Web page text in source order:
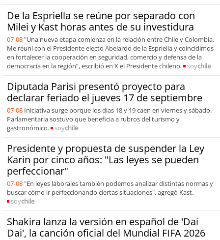
De la Espriella se reúne por separado con
Milei y Kast horas antes de su investidura
07-08 "Una nueva etapa comienza en la relación entre Chile y Colombia.
Me reuní con el Presidente electo Abelardo de la Espriella y coincidimos
en fortalecer la cooperación en seguridad, comercio y defensa de la
democracia en la región”, escribió en X el Presidente chileno.
soychile
Diputada Parisi presentó proyecto para
declarar feriado el jueves 17 de septiembre
07-08 Iniciativa surge porque los días 18 y 19 caen en viernes y sábado.
Parlamentaria sostuvo que beneficia a rubros del turismo y
gastronómico.
soychile
Presidente y propuesta de suspender la Ley
Karin por cinco años: "Las leyes se pueden
perfeccionar"
07-08 "En leyes laborales también podemos analizar distintas normas y
buscar cómo ir perfeccionando ciertas situaciones", agregó Kast.
soychile
Shakira lanza la versión en español de 'Dai
Dai', la canción oficial del Mundial FIFA 2026